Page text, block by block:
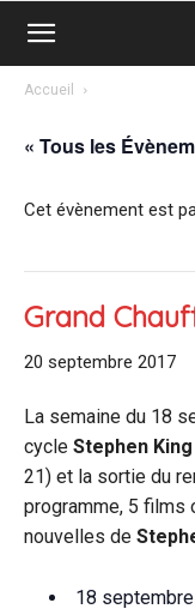
Accueil
« Tous les
Cet évènement est
Grand
20 septembre 2017
La semaine du 18
cycle Stephen King
21) et la sortie du
programme, 5 films
nouvelles de
18 septembre